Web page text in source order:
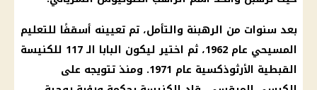
بعد سنوات من الرهبنة والتأمل، تم تعيينه أسقفًا للتعليم
المسيحي عام 1962، ثم اختير ليكون البابا الـ 117 للكنيسة
القبطية الأرثوذكسية عام 1971. ومنذ تتويجه على